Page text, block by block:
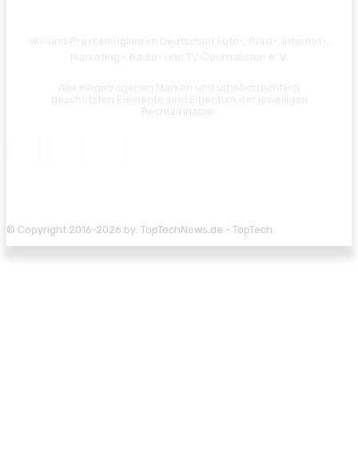
© Copyright 2016-2026 by: TopTechNews.de - TopTech